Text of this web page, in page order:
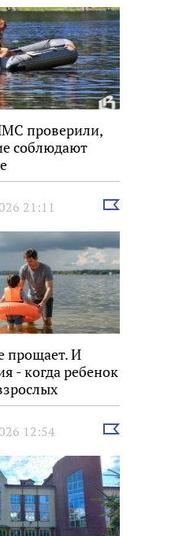
проверили,
соблюдают
21:11
Выбрать
прощает. И
- когда ребенок
12:54
Выбрать